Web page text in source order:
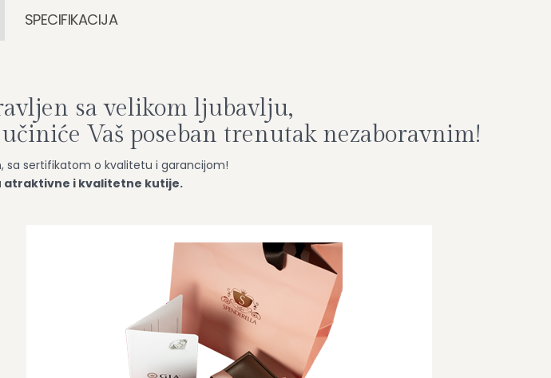
SPECIFIKACIJA
sa velikom ljubavlju,
Vaš poseban trenutak nezaboravnim!
sa sertifikatom o kvalitetu i garancijom!
atraktivne i kvalitetne kutije.